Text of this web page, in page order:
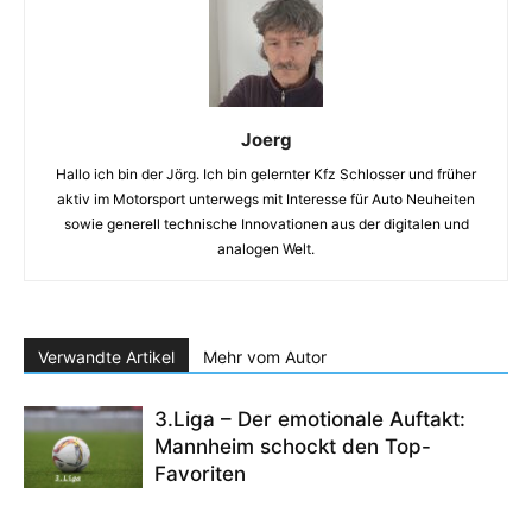
Joerg
Hallo ich bin der Jörg. Ich bin gelernter Kfz Schlosser und früher
aktiv im Motorsport unterwegs mit Interesse für Auto Neuheiten
sowie generell technische Innovationen aus der digitalen und
analogen Welt.
Verwandte Artikel Mehr vom Autor
3.Liga – Der emotionale Auftakt:
Mannheim schockt den Top-
Favoriten